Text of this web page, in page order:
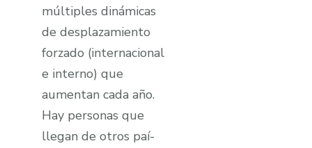
múltiples dinámicas
de desplazamiento
forzado (internacional
e interno) que
aumentan cada año.
Hay personas que
llegan de otros paí­